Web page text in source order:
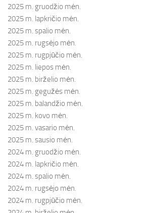
2025 m. gruodžio mėn.
2025 m. lapkričio mėn.
2025 m. spalio mėn.
2025 m. rugsėjo mėn.
2025 m. rugpjūčio mėn.
2025 m. liepos mėn.
2025 m. birželio mėn.
2025 m. gegužės mėn.
2025 m. balandžio mėn.
2025 m. kovo mėn.
2025 m. vasario mėn.
2025 m. sausio mėn.
2024 m. gruodžio mėn.
2024 m. lapkričio mėn.
2024 m. spalio mėn.
2024 m. rugsėjo mėn.
2024 m. rugpjūčio mėn.